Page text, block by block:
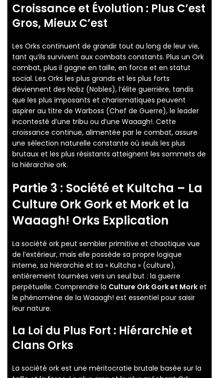
Croissance et Évolution : Plus C’est
Gros, Mieux C’est
Les Orks continuent de grandir tout au long de leur vie,
tant qu’ils survivent aux combats constants. Plus un Ork
combat, plus il gagne en taille, en force et en statut
social. Les Orks les plus grands et les plus forts
deviennent des Nobz (Nobles), l’élite guerrière, tandis
que les plus imposants et charismatiques peuvent
aspirer au titre de Warboss (Chef de Guerre), le leader
incontesté d’une tribu ou d’une Waaagh!. Cette
croissance continue, alimentée par le combat, assure
une sélection naturelle constante où seuls les plus
brutaux et les plus résistants atteignent les sommets de
la hiérarchie ork.
Partie 3 : Société et Kultcha – La
Culture Ork Gork et Morket la
Waaagh! Orks Explication
La société ork peut sembler primitive et chaotique vue
de l’extérieur, mais elle possède sa propre logique
interne, sa hiérarchie et sa « Kultcha » (culture),
entièrement tournées vers un seul but : la guerre
perpétuelle. Comprendre la Culture Ork Gork et Mork et
le phénomène de la Waaagh! est essentiel pour saisir
leur nature.
La Loi du Plus Fort : Hiérarchie et
Clans Orks
La société ork est une méritocratie brutale basée sur la